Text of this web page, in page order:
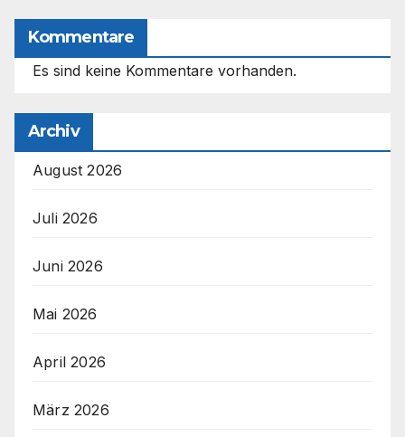
Kommentare
Es sind keine Kommentare vorhanden.
Archiv
August 2026
Juli 2026
Juni 2026
Mai 2026
April 2026
März 2026